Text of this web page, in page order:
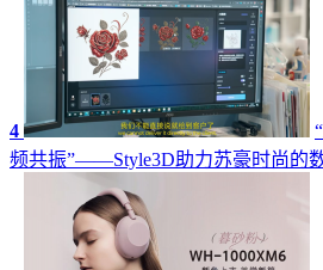
4
频共振”——Style3D助力苏豪时尚的